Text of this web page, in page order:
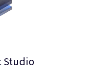
Studio